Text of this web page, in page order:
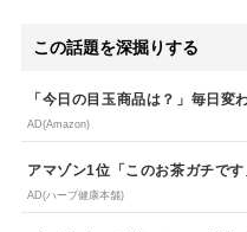
この話題を深掘りする
「今日の目玉商品は？」毎日
AD(Amazon)
アマゾン1位「このお茶ガチで
AD(ハーブ健康本舗)